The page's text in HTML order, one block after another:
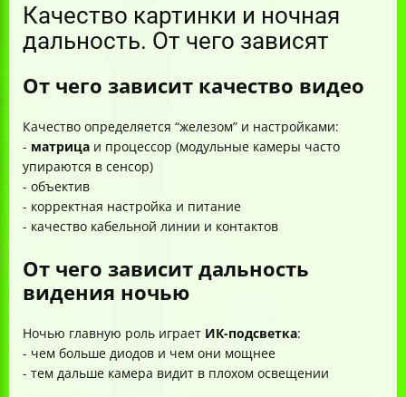
Качество картинки и ночная
дальность. От чего зависят
От чего зависит качество видео
Качество определяется “железом” и настройками:
- матрица и процессор (модульные камеры часто
упираются в сенсор)
- объектив
- корректная настройка и питание
- качество кабельной линии и контактов
От чего зависит дальность
видения ночью
Ночью главную роль играет ИК-подсветка:
- чем больше диодов и чем они мощнее
- тем дальше камера видит в плохом освещении